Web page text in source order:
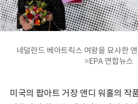
네덜란드 베아트릭스 여왕을 묘사한
=EPA 연합뉴스
미국의 팝아트 거장 앤디 워홀의 작